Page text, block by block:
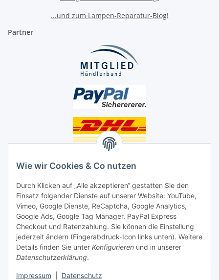
Wie wir Cookies & Co nutzen
Durch Klicken auf „Alle akzeptieren“ gestatten Sie den
Einsatz folgender Dienste auf unserer Website: YouTube,
Vimeo, Google Dienste, ReCaptcha, Google Analytics,
Google Ads, Google Tag Manager, PayPal Express
Checkout und Ratenzahlung. Sie können die Einstellung
jederzeit ändern (Fingerabdruck-Icon links unten). Weitere
Details finden Sie unter Konfigurieren und in unserer
Datenschutzerklärung.
Impressum Datenschutz
...und zum Lampen-Reparatur-Blog!
Partner
Social Media
Unsere Dienstleistungen
Lampenreparatur
Lichtservice für Senioren
Vertrag widerrufen